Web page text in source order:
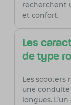
recherchent
et confort.
Les
de type
Les scooters
une conduite
longues.